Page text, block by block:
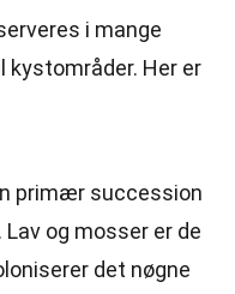
i mange
kystområder. Her er
primær succession
og mosser er de
det nøgne